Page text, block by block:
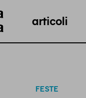
articoli
FESTE